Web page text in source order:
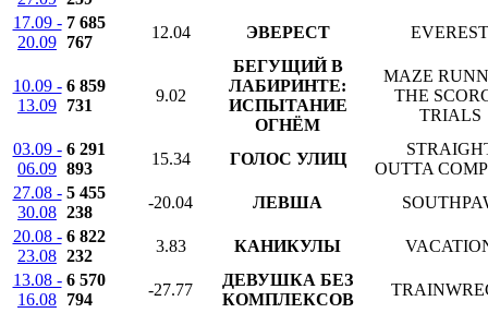
17.09 -
20.09
7 685
767
12.04 ЭВЕРЕСТ EVEREST
10.09 -
13.09
6 859
731
9.02
БЕГУЩИЙ В
ЛАБИРИНТЕ:
ИСПЫТАНИЕ
ОГНЁМ
MAZE
THE
TRIALS
03.09 -
06.09
6 291
893
15.34 ГОЛОС УЛИЦ
OUTTA
27.08 -
30.08
5 455
238
-20.04 ЛЕВША
20.08 -
23.08
6 822
232
3.83 КАНИКУЛЫ
13.08 -
16.08
6 570
794
-27.77
ДЕВУШКА БЕЗ
КОМПЛЕКСОВ